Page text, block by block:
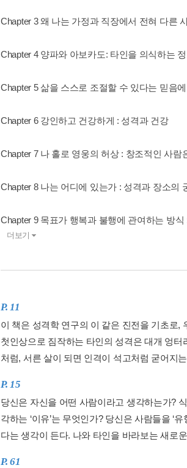
Chapter 3 왜 나는 가정과 직장에서 전혀 다른
Chapter 4 양파와 아보카도: 타인을 의식하는
Chapter 5 삶을 스스로 조절할 수 있다는 믿음
Chapter 6 강인하고 건강하게 : 성격과 건강
Chapter 7 나 홀로 영웅의 허상 : 창조적인 사람
Chapter 8 나는 어디에 있는가 : 성격과 장소의
Chapter 9 목표가 행복과 불행에 관여하는 방
더보기
P. 11
이 책은 성격학 연구의 이 같은 진전을 기초로
첫인상으로 짐작하는 타인의 성격은 대개 엉
처럼, 서른 살이 되면 인격이 석고처럼 굳어지
P. 15
당신은 자신을 어떤 사람이라고 생각하는가?
각하는 ‘이유’는 무엇인가? 당신은 사람들을 ‘
다는 생각이 든다. 나와 타인을 바라보는 새로
P. 61